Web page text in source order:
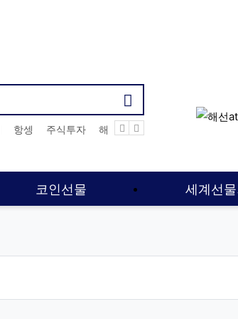
항셍 주식투자 해외선물먹튀업체
코인선물 세계선